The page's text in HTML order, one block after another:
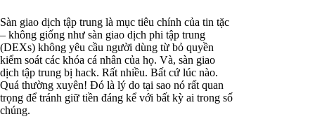
Sàn giao dịch tập trung là mục tiêu chính của tin tặc
– không giống như sàn giao dịch phi tập trung
(DEXs) không yêu cầu người dùng từ bỏ quyền
kiểm soát các khóa cá nhân của họ. Và, sàn giao
dịch tập trung bị hack. Rất nhiều. Bất cứ lúc nào.
Quá thường xuyên! Đó là lý do tại sao nó rất quan
trọng để tránh giữ tiền đáng kể với bất kỳ ai trong số
chúng.